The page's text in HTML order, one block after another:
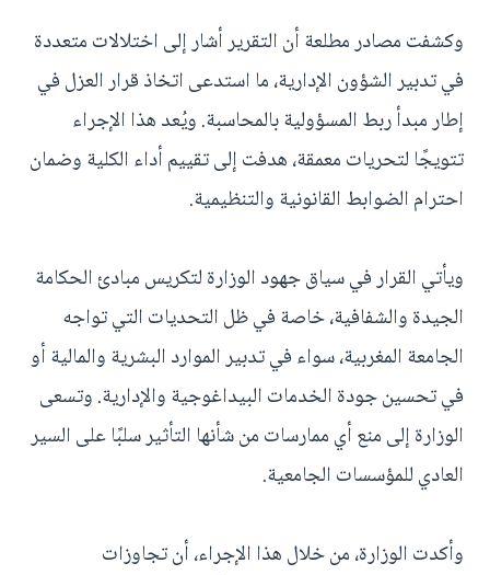
وكشفت مصادر مطلعة أن التقرير أشار إلى اختلالات متعددة
في تدبير الشؤون الإدارية، ما استدعى اتخاذ قرار العزل في
إطار مبدأ ربط المسؤولية بالمحاسبة. ويُعد هذا الإجراء
تتويجًا لتحريات معمقة، هدفت إلى تقييم أداء الكلية وضمان
احترام الضوابط القانونية والتنظيمية.
ويأتي القرار في سياق جهود الوزارة لتكريس مبادئ الحكامة
الجيدة والشفافية، خاصة في ظل التحديات التي تواجه
الجامعة المغربية، سواء في تدبير الموارد البشرية والمالية أو
في تحسين جودة الخدمات البيداغوجية والإدارية. وتسعى
الوزارة إلى منع أي ممارسات من شأنها التأثير سلبًا على السير
العادي للمؤسسات الجامعية.
وأكدت الوزارة، من خلال هذا الإجراء، أن تجاوزات